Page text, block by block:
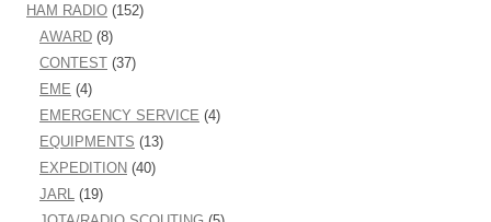
HAM RADIO (152)
AWARD (8)
CONTEST (37)
EME (4)
EMERGENCY SERVICE (4)
EQUIPMENTS (13)
EXPEDITION (40)
JARL (19)